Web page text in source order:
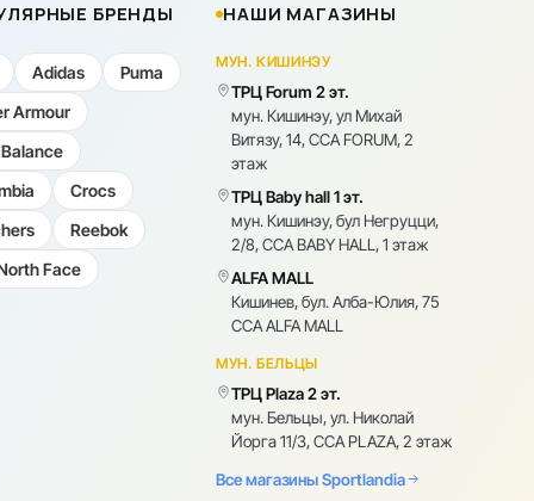
БРЕНДЫ
Adidas
Puma
Armour
Crocs
Reebok
Face
НАШИ МАГАЗИНЫ
МУН. КИШИНЭУ
ТРЦ Forum 2 эт.
мун. Кишинэу, ул Михай
Витязу, 14, CCA FORUM, 2
этаж
ТРЦ Baby hall 1 эт.
мун. Кишинэу, бул Негруцци,
2/8, CCA BABY HALL, 1 этаж
ALFA MALL
Кишинев, бул. Алба-Юлия, 75
CCA ALFA MALL
МУН. БЕЛЬЦЫ
ТРЦ Plaza 2 эт.
мун. Бельцы, ул. Николай
Йорга 11/3, CCA PLAZA, 2 этаж
Все магазины Sportlandia